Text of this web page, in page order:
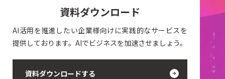
資料ダウンロード
AI活用を推進したい企業様向けに実践的なサービスを
提供しております。AIでビジネスを加速させましょう。
資料ダウンロードする